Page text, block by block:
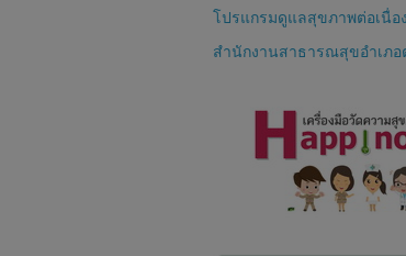
โปรแกรมดูแลสุขภาพต่อเนื่อ
สำนักงานสาธารณสุขอำเภ